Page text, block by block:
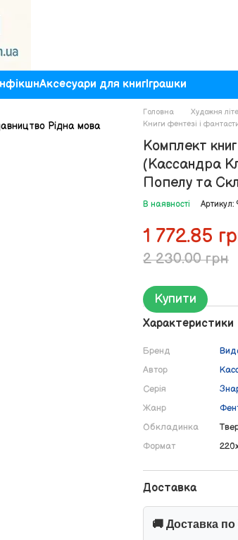
Аксесуари для книгІграшки
Головна Художня
Книги фентезі і
Комплект
(Кассандра
Попелу та
В наявності Артикул:
1 772.85
2 230.00 грн
Купити
Характеристики
Бренд
Автор
Серія
Жанр
Обкладинка
Формат
Доставка
🚚 Доставка по